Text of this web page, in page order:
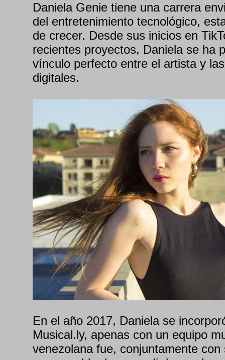
Daniela Genie tiene una carrera
del entretenimiento tecnológico,
de crecer. Desde sus inicios en
recientes proyectos, Daniela se ha
vínculo perfecto entre el artista y
digitales.
En el año 2017, Daniela se
Musical.ly, apenas con un equipo
venezolana fue, conjuntamente